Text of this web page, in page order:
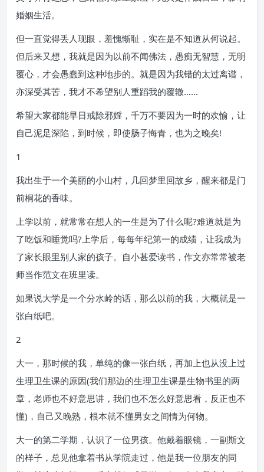
婚姻生活。
但一直觉得丢人现眼，羞愧惭耻，实在是不知道从何说起。
但后来又想，我就是因为以前不闻佛法，愚痴无智慧，无明
覆心，才会愚蠢到这种地步的。就是因为我错的太过离谱，
亦深受其苦，我才不希望别人重蹈我的覆辙……
希望大家都能早日戒除邪婬，千万不要因为一时的欢愉，让
自己泥足深陷，到时候，即使肠子悔青，也为之晚矣!
1
我出生于一个美丽的小山村，几回梦里回故乡，醒来都是门
前桐花的香味。
上学以前，就常常在想人的一生是为了什么呢?难道就是为
了吃饭和睡觉吗?上学后，每每年纪第一的成绩，让我成为
了家长眼里别人家的孩子。自小甚爱读书，作文亦常常被老
师当作范文在班里读。
如果说大学是一个分水岭的话，那么以前的我，大概就是一
张白纸吧。
2
大一，那时候的我，单纯的像一张白纸，再加上也从没上过
生理卫生课的原因(我们那边的生理卫生课是生物书里的两
章，老师也不好意思讲，我们也不怎么好意思看，反正也不
懂)，自己又晚熟，根本就不懂男女之间情为何物。
大一的第二学期，认识了一位男孩。他戴着眼镜，一副斯文
的样子，总见他拿着书从学院走过，他是我一位朋友的同